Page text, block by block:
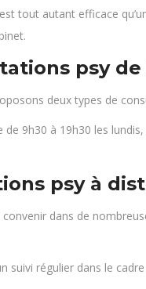
tout autant efficace
psy de
deux types de
9h30 à 19h30 les
psy à
dans de
régulier dans le